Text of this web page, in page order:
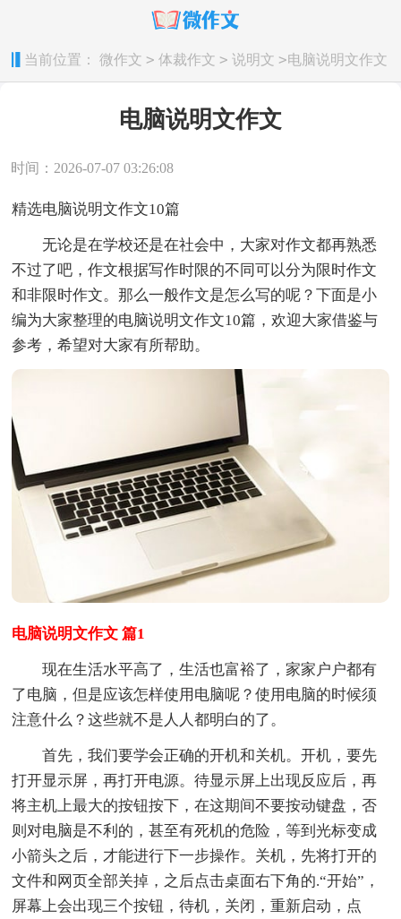
当前位置： 微作文 > 体裁作文 > 说明文 >电脑说明文作文
电脑说明文作文
时间：2026-07-07 03:26:08
精选电脑说明文作文10篇
无论是在学校还是在社会中，大家对作文都再熟悉
不过了吧，作文根据写作时限的不同可以分为限时作文
和非限时作文。那么一般作文是怎么写的呢？下面是小
编为大家整理的电脑说明文作文10篇，欢迎大家借鉴与
参考，希望对大家有所帮助。
电脑说明文作文 篇1
现在生活水平高了，生活也富裕了，家家户户都有
了电脑，但是应该怎样使用电脑呢？使用电脑的时候须
注意什么？这些就不是人人都明白的了。
首先，我们要学会正确的开机和关机。开机，要先
打开显示屏，再打开电源。待显示屏上出现反应后，再
将主机上最大的按钮按下，在这期间不要按动键盘，否
则对电脑是不利的，甚至有死机的危险，等到光标变成
小箭头之后，才能进行下一步操作。关机，先将打开的
文件和网页全部关掉，之后点击桌面右下角的.“开始”，
屏幕上会出现三个按钮，待机，关闭，重新启动，点